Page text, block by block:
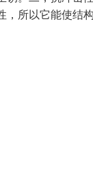
所以它能使结